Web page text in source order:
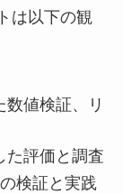
は以下の観
値検証、リ
た評価と調査
検証と実践